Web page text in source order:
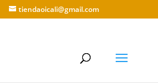
tiendaoicali@gmail.com